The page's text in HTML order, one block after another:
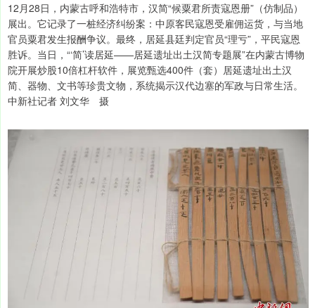
12月28日，内蒙古呼和浩特市，汉简“候粟君所责寇恩册”（仿制品）
展出。它记录了一桩经济纠纷案：中原客民寇恩受雇佣运货，与当地
官员粟君发生报酬争议。最终，居延县廷判定官员“理亏”，平民寇恩
胜诉。当日，“‘简’读居延——居延遗址出土汉简专题展”在内蒙古博物
院开展炒股10倍杠杆软件，展览甄选400件（套）居延遗址出土汉
简、器物、文书等珍贵文物，系统揭示汉代边塞的军政与日常生活。
中新社记者 刘文华 摄